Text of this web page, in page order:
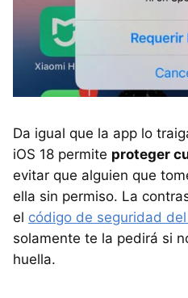
Da igual que la app lo
iOS 18 permite proteger
evitar que alguien que
ella sin permiso. La
el código de seguridad
solamente te la pedirá si
huella.